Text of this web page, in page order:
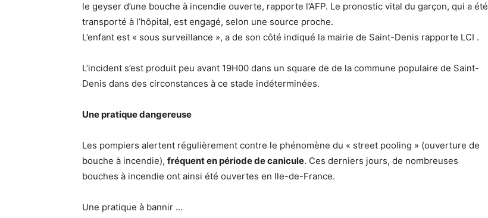
le geyser d’une bouche à incendie ouverte, rapporte l’AFP. Le pronostic vital du garçon, qui a été
transporté à l’hôpital, est engagé, selon une source proche.
L’enfant est « sous surveillance », a de son côté indiqué la mairie de Saint-Denis rapporte LCI .
L’incident s’est produit peu avant 19H00 dans un square de de la commune populaire de Saint-
Denis dans des circonstances à ce stade indéterminées.
Une pratique dangereuse
Les pompiers alertent régulièrement contre le phénomène du « street pooling » (ouverture de
bouche à incendie), fréquent en période de canicule. Ces derniers jours, de nombreuses
bouches à incendie ont ainsi été ouvertes en Ile-de-France.
Une pratique à bannir …